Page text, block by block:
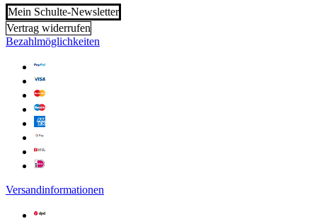
Mein Schulte-Newsletter
Vertrag widerrufen
Bezahlmöglichkeiten
Versandinformationen